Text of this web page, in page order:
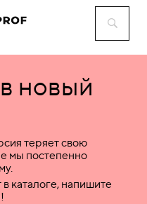
новый
теряет свою
мы постепенно
каталоге, напишите